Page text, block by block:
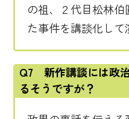
の祖、２代目松林
た事件を講談化して
Q7 新作講談には政
るそうですが？